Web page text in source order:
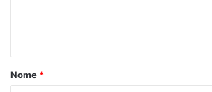
rNome *